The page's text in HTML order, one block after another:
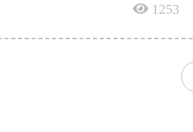
1253